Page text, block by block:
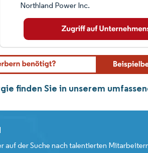
Northland Power Inc.
finden Sie in unserem
auf der Suche nach talentierten